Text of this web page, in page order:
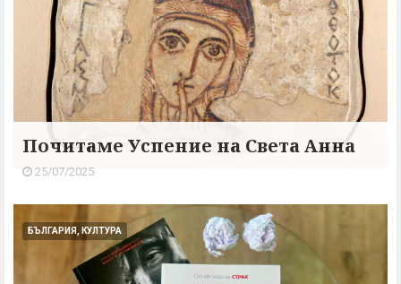
Почитаме Успение на Света Анна
25/07/2025
БЪЛГАРИЯ, КУЛТУРА